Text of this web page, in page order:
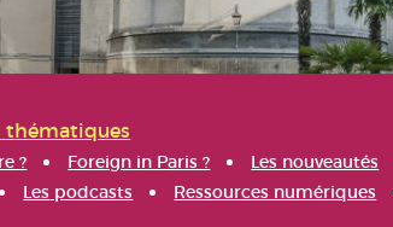
thématiques
? Foreign in Paris ? Les nouveautés
Les podcasts Ressources numériques